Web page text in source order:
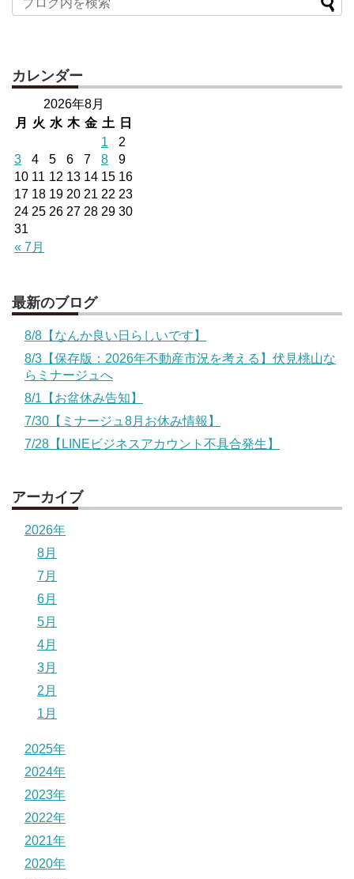
カレンダー
2026年8月
月
火 水 木 金 土 日
« 7月
1
2
3
4 5 6 7 8
9
10 11 12 13 14 15 16
17 18 19 20 21 22 23
24 25 26 27 28 29 30
31
最新のブログ
8/8【なんか良い日らしいです】
8/3【保存版：2026年不動産市況を考える】伏見桃山な
らミナージュへ
8/1【お盆休み告知】
7/30【ミナージュ8月お休み情報】
7/28【LINEビジネスアカウント不具合発生】
アーカイブ
2026年
8月
7月
6月
5月
4月
3月
2月
1月
2025年
2024年
2023年
2022年
2021年
2020年